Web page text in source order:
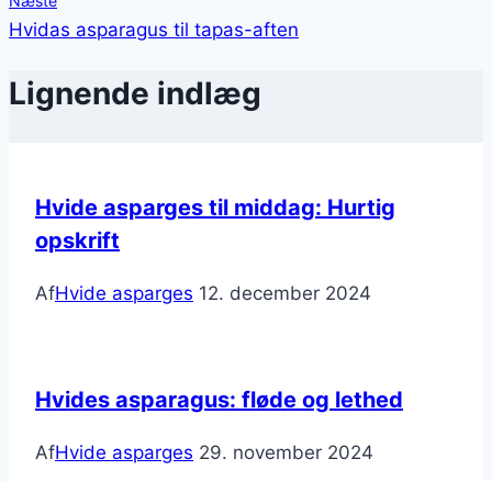
Hvidas asparagus til tapas-aften
Lignende indlæg
Hvide asparges til middag: Hurtig
opskrift
AfHvide asparges 12. december 2024
Hvides asparagus: fløde og lethed
AfHvide asparges 29. november 2024